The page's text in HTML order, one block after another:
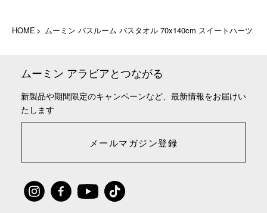
HOME ムーミン バスルーム バスタオル 70x140cm スイートハーツ
ムーミン アラビアとつながる
新製品や期間限定のキャンペーンなど、最新情報をお届けい
たします
メールマガジン登録